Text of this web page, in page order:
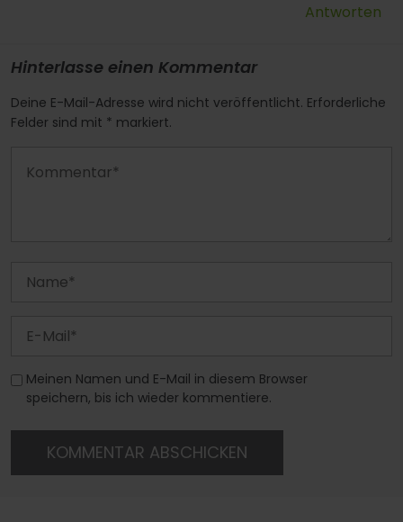
Antworten
Hinterlasse einen Kommentar
Deine E-Mail-Adresse wird nicht veröffentlicht. Erforderliche
Felder sind mit * markiert.
Meinen Namen und E-Mail in diesem Browser
speichern, bis ich wieder kommentiere.
KOMMENTAR ABSCHICKEN